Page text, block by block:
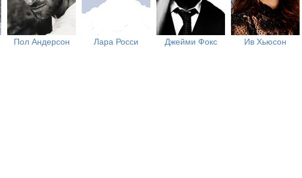
Пол Андерсон Лара Росси Джейми Фокс Ив Хьюсон